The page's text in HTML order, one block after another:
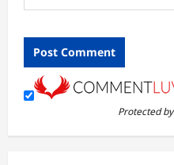
Protected by